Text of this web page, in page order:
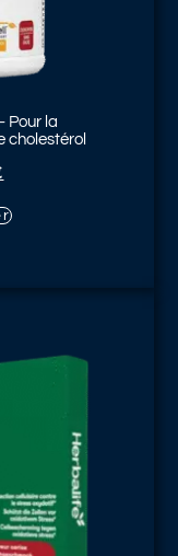
Pour la
cholestérol